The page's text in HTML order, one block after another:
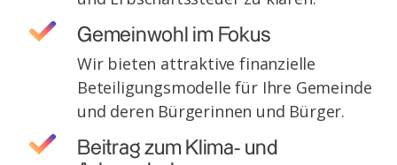
Gemeinwohl im Fokus
Wir bieten attraktive finanzielle
Beteiligungsmodelle für Ihre Gemeinde
und deren Bürgerinnen und Bürger.
Beitrag zum Klima- und